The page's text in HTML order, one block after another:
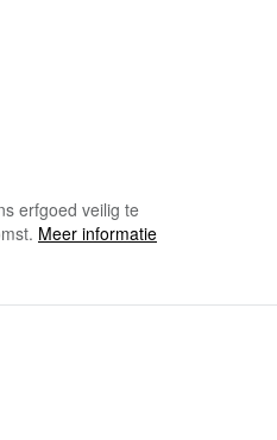
erfgoed veilig te
Meer informatie